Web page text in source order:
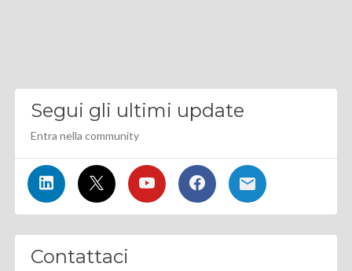
Segui gli ultimi update
Entra nella community
Contattaci